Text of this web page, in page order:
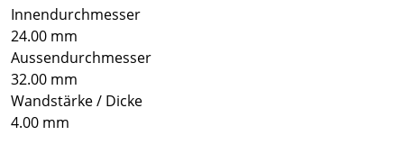
Innendurchmesser
24.00 mm
Aussendurchmesser
32.00 mm
Wandstärke / Dicke
4.00 mm